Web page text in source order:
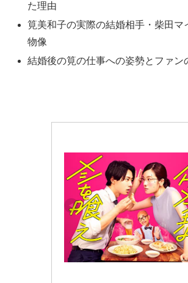
た理由
筧美和子の実際の結婚相手・柴田マ
物像
結婚後の筧の仕事への姿勢とファン